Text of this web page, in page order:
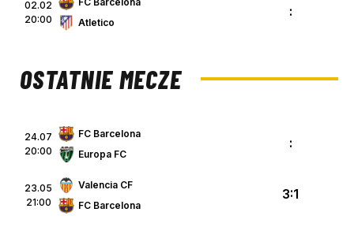
02.02
20:00
Atletico
:
OSTATNIE MECZE
24.07
20:00
FC Barcelona
Europa FC
:
23.05
21:00
Valencia CF
FC Barcelona
3:1